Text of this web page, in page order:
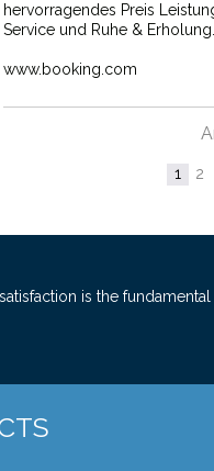
hervorragendes Preis
Service und Ruhe & Erholung.
www.booking.com
1 2
is the